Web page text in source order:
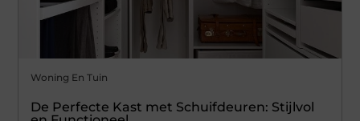
Woning En Tuin
De Perfecte Kast met Schuifdeuren: Stijlvol